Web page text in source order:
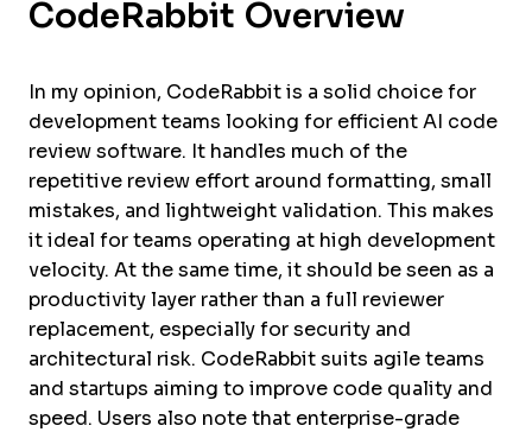
CodeRabbit Overview
In my opinion, CodeRabbit is a solid choice for
development teams looking for efficient AI code
review software. It handles much of the
repetitive review effort around formatting, small
mistakes, and lightweight validation. This makes
it ideal for teams operating at high development
velocity. At the same time, it should be seen as a
productivity layer rather than a full reviewer
replacement, especially for security and
architectural risk. CodeRabbit suits agile teams
and startups aiming to improve code quality and
speed. Users also note that enterprise-grade